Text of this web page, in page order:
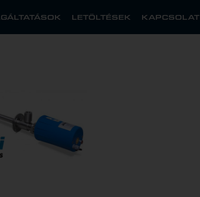
LETÖLTÉSEK KAPCSOLAT